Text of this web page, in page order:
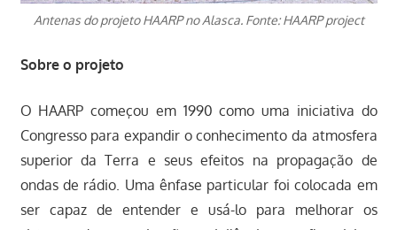
Antenas do projeto HAARP no Alasca. Fonte: HAARP project
Sobre o projeto
O HAARP começou em 1990 como uma iniciativa do
Congresso para expandir o conhecimento da atmosfera
superior da Terra e seus efeitos na propagação de
ondas de rádio. Uma ênfase particular foi colocada em
ser capaz de entender e usá-lo para melhorar os